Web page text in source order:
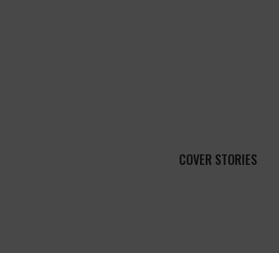
COVER STORIES